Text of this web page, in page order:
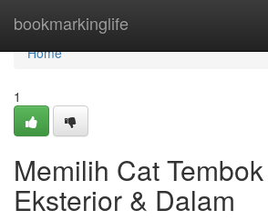
bookmarkinglife
Home
Home
1
Memilih Cat
Eksterior & Dalam